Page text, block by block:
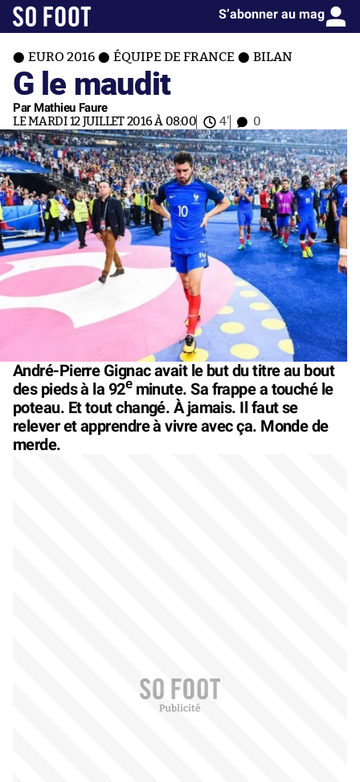
S’abonner au mag
EURO 2016 ÉQUIPE DE FRANCE BILAN
G le maudit
Par Mathieu Faure
LE MARDI 12 JUILLET 2016 À 08:00 4' 0
André-Pierre Gignac avait le but du titre au bout
des pieds à la 92eminute. Sa frappe a touché le
poteau. Et tout changé. À jamais. Il faut se
relever et apprendre à vivre avec ça. Monde de
merde.